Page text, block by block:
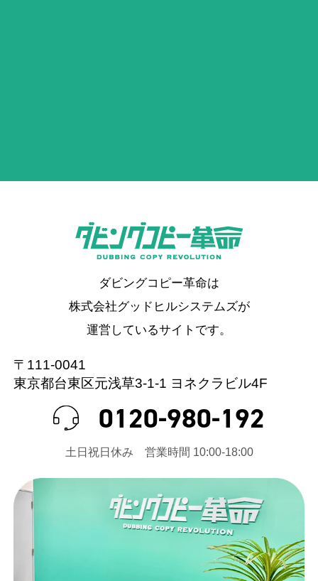
ダビングコピー革命は
株式会社グッドヒルシステムズが
運営しているサイトです。
〒111-0041
東京都台東区元浅草3-1-1 ヨネクラビル4F
0120-980-192
⼟⽇祝⽇休み 営業時間 10:00-18:00